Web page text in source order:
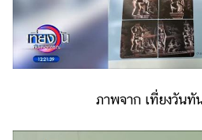
ภาพจาก เที่ยงวัน